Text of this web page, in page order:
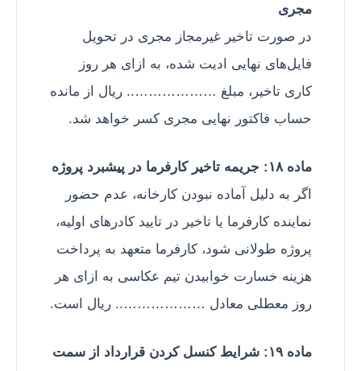
مجری
در صورت تاخیر غیرمجاز مجری در تحویل
فایل‌های نهایی ادیت شده، به ازای هر روز
کاری تاخیر، مبلغ ……………….. ریال از مانده
حساب فاکتور نهایی مجری کسر خواهد شد.
ماده ۱۸: جریمه تاخیر کارفرما در پیشبرد پروژه
اگر به دلیل آماده نبودن کارخانه، عدم حضور
نماینده کارفرما یا تاخیر در تایید کادرهای اولیه،
پروژه طولانی شود، کارفرما متعهد به پرداخت
هزینه خسارت خوابیدن تیم عکاسی به ازای هر
روز معطلی معادل ……………….. ریال است.
ماده ۱۹: شرایط کنسل کردن قرارداد از سمت